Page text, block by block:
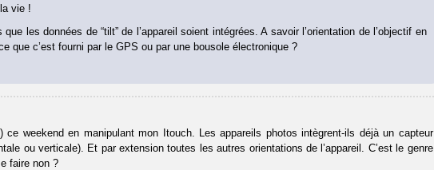
vie !
les données de “tilt” de l’appareil soient intégrées. A savoir l’orientation de l’objectif en
que c’est fourni par le GPS ou par une bousole électronique ?
ce weekend en manipulant mon Itouch. Les appareils photos intègrent-ils déjà un capteur
ou verticale). Et par extension toutes les autres orientations de l’appareil. C’est le genre
faire non ?